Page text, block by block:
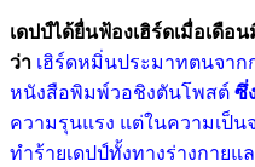
เดปป์ได้ยื่นฟ้องเฮิร์ดเมื่อเดื
ว่า เฮิร์ดหมิ่นประมาทตนจาก
หนังสือพิมพ์วอชิงตันโพสต์ ซึ่
ความรุนแรง แต่ในความเป็น
ทำร้ายเดปป์ทั้งทางร่างกาย